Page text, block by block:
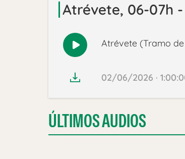
Atrévete, 06-07h
Reproducir
Atrévete (Tramo
02/06/2026 ·
ÚLTIMOS AUDIOS